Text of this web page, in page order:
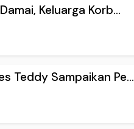
Keluarga Korb...
Teddy Sampaikan Pe...